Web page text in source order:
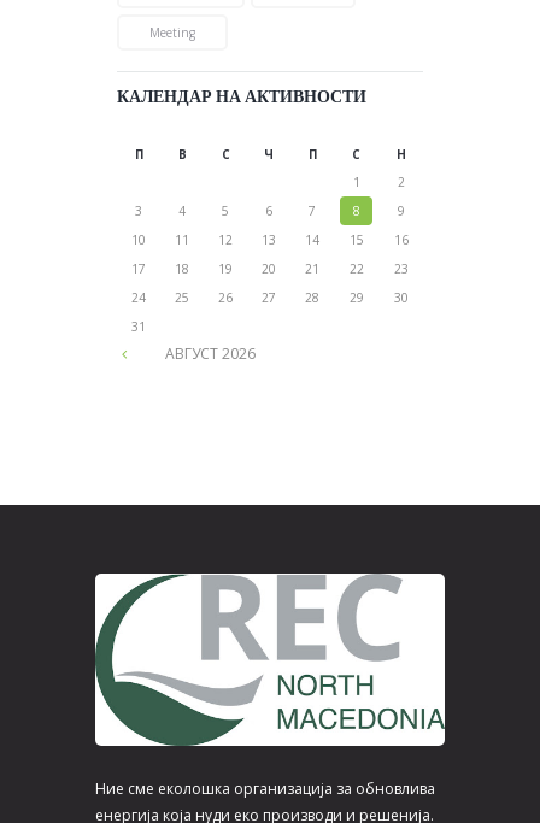
Meeting
КАЛЕНДАР НА АКТИВНОСТИ
П В С Ч П С Н
АВГУСТ2026
1
2
3
4 5 6 7 8
9
10
11 12 13 14 15
16
17
18 19 20 21 22
23
24
25 26 27 28 29
30
31
Ние сме еколошка организација за обновлива
енергија која нуди еко производи и решенија.